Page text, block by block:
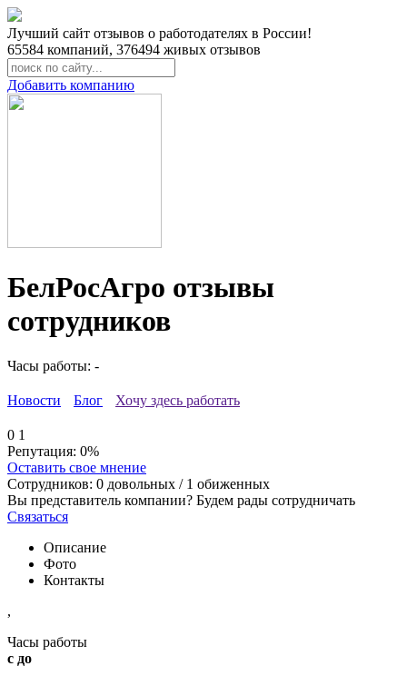
Лучший сайт отзывов о работодателях в России!
65584 компаний, 376494 живых отзывов
Добавить компанию
БелРосАгро отзывы
сотрудников
Часы работы: -
Новости Блог Хочу здесь работать
0 1
Репутация: 0%
Оставить свое мнение
Сотрудников: 0 довольных / 1 обиженных
Вы представитель компании? Будем рады сотрудничать
Связаться
Описание
Фото
Контакты
,
Часы работы
с до